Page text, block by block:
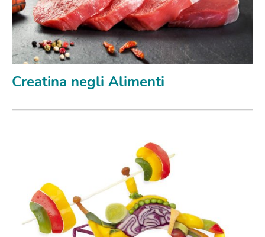
Creatina negli Alimenti